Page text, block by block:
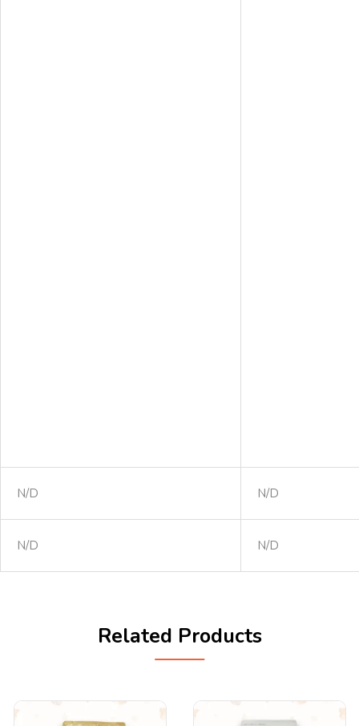
N/D N/D
N/D N/D
Related Products